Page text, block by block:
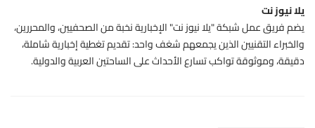
يلا نيوز نت
يضم فريق عمل شبكة "يلا نيوز نت" الإخبارية نخبة من الصحفيين، والمحررين،
والخبراء التقنيين الذين يجمعهم شغف واحد: تقديم تغطية إخبارية شاملة،
دقيقة، وموثوقة تواكب تسارع الأحداث على الساحتين العربية والدولية.